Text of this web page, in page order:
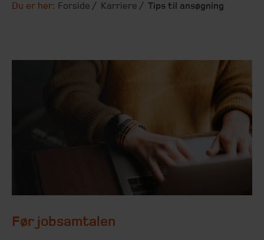
Du er her: Forside Karriere Tips til ansøgning
Før jobsamtalen